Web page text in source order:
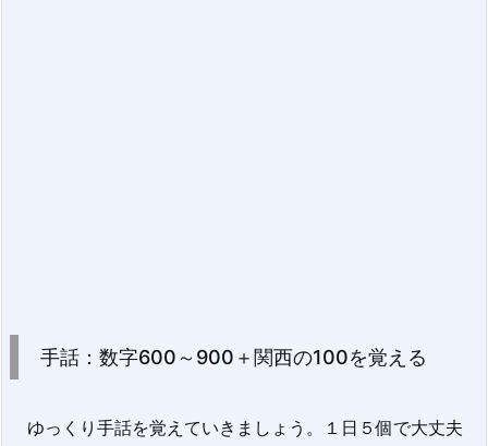
手話：数字600～900＋関西の100を覚える
ゆっくり手話を覚えていきましょう。１日５個で大丈夫